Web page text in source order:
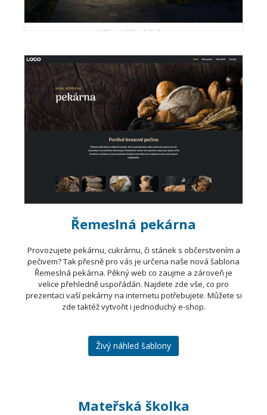
Řemeslná pekárna
Provozujete pekárnu, cukrárnu, či stánek s občerstvením a
pečivem? Tak přesně pro vás je určena naše nová šablona
Řemeslná pekárna. Pěkný web co zaujme a zároveň je
velice přehledně uspořádán. Najdete zde vše, co pro
prezentaci vaší pekárny na internetu potřebujete. Můžete si
zde taktéž vytvořit i jednoduchý e-shop.
Živý náhled šablony
Mateřská školka